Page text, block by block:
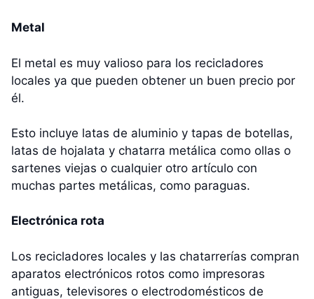
Metal
El metal es muy valioso para los recicladores
locales ya que pueden obtener un buen precio por
él.
Esto incluye latas de aluminio y tapas de botellas,
latas de hojalata y chatarra metálica como ollas o
sartenes viejas o cualquier otro artículo con
muchas partes metálicas, como paraguas.
Electrónica rota
Los recicladores locales y las chatarrerías compran
aparatos electrónicos rotos como impresoras
antiguas, televisores o electrodomésticos de